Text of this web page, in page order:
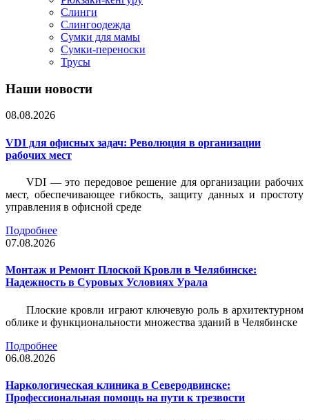
Слинги
Слингоодежда
Сумки для мамы
Сумки-переноски
Трусы
Наши новости
08.08.2026
VDI для офисных задач: Революция в организации
рабочих мест
VDI — это передовое решение для организации рабочих
мест, обеспечивающее гибкость, защиту данных и простоту
управления в офисной среде
Подробнее
07.08.2026
Монтаж и Ремонт Плоской Кровли в Челябинске:
Надежность в Суровых Условиях Урала
Плоские кровли играют ключевую роль в архитектурном
облике и функциональности множества зданий в Челябинске
Подробнее
06.08.2026
Наркологическая клиника в Северодвинске:
Профессиональная помощь на пути к трезвости